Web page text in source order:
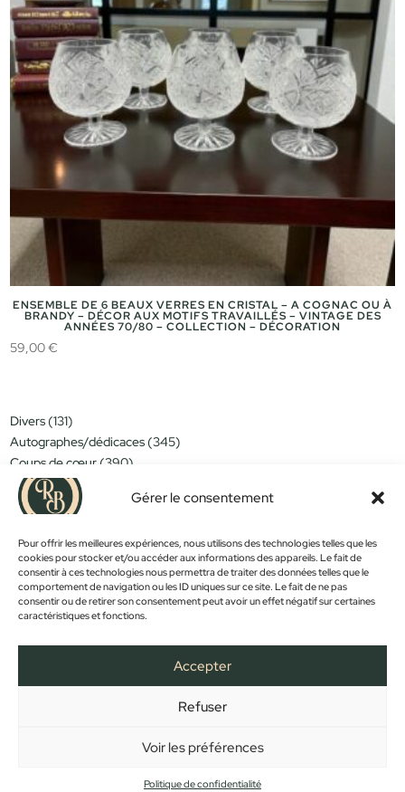
Gérer le consentement
Pour offrir les meilleures expériences, nous utilisons des technologies telles que les
cookies pour stocker et/ou accéder aux informations des appareils. Le fait de
consentir à ces technologies nous permettra de traiter des données telles que le
comportement de navigation ou les ID uniques sur ce site. Le fait de ne pas
consentir ou de retirer son consentement peut avoir un effet négatif sur certaines
caractéristiques et fonctions.
Accepter
Refuser
Voir les préférences
Politique de confidentialité
ENSEMBLE DE 6 BEAUX VERRES EN CRISTAL – A COGNAC OU À
BRANDY – DÉCOR AUX MOTIFS TRAVAILLÉS – VINTAGE DES
ANNÉES 70/80 – COLLECTION – DÉCORATION
59,00€
Divers 131131
produits
Autographes/dédicaces 345345
Coups de cœur 390390
Miniatures/jouets
produits
Moins de 15€
produits
Objets déco 11831183
produits
Trop tard... 381381
produits
Vintage 589589
produits
BOUTIQUE
CONFIDENTIALITÉ
Copyright © 2023 - Créé et développé par